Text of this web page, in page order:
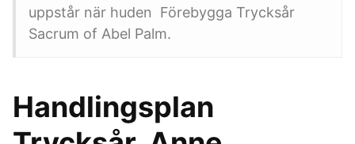
uppstår när huden Förebygga Trycksår
Sacrum of Abel Palm.
Handlingsplan